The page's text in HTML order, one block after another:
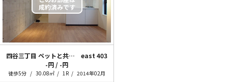
四谷三丁目 ペットと共に素敵ライフ2
east 403
-円 / -円
徒歩5分 30.08㎡ 1R 2014年02月